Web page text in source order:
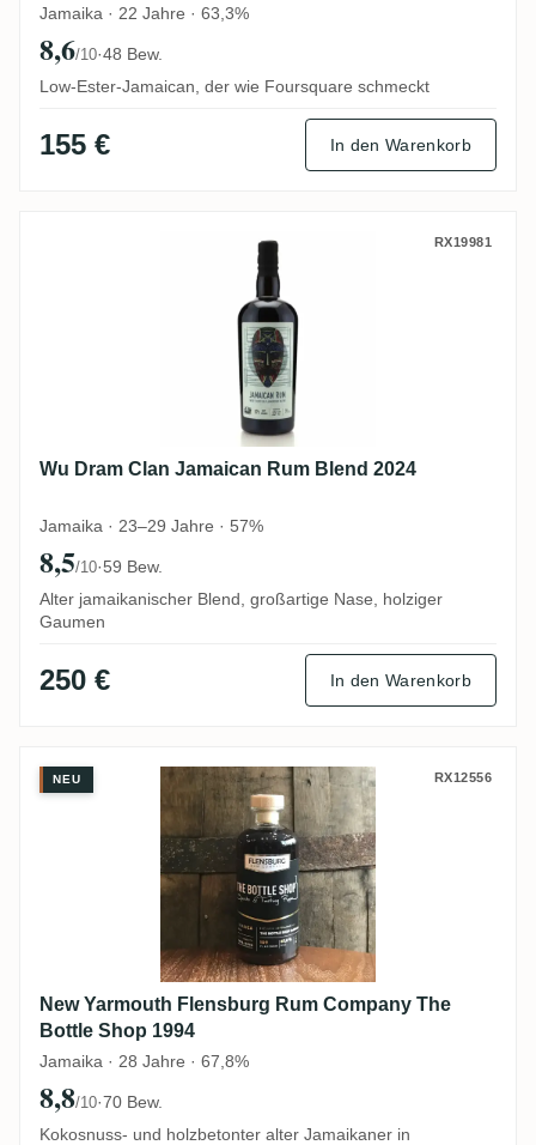
Jamaika · 22 Jahre · 63,3%
8,6/10·48 Bew.
Low-Ester-Jamaican, der wie Foursquare schmeckt
155 € In den Warenkorb
Wu Dram Clan Jamaican Rum Blend 2024
RX19981
Wu Dram Clan Jamaican Rum Blend 2024
Jamaika · 23–29 Jahre · 57%
8,5/10·59 Bew.
Alter jamaikanischer Blend, großartige Nase, holziger
Gaumen
250 € In den Warenkorb
New Yarmouth Flensburg Rum Company
NEU RX12556
New Yarmouth Flensburg Rum Company The
Bottle Shop 1994
Jamaika · 28 Jahre · 67,8%
8,8/10·70 Bew.
Kokosnuss- und holzbetonter alter Jamaikaner in